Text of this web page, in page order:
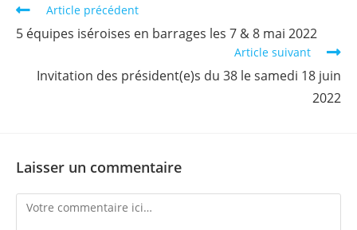
Read
more
articles
Article précédent
5 équipes iséroises en barrages les 7 & 8 mai 2022
Article suivant
Invitation des président(e)s du 38 le samedi 18 juin
2022
Laisser un commentaire
Comment